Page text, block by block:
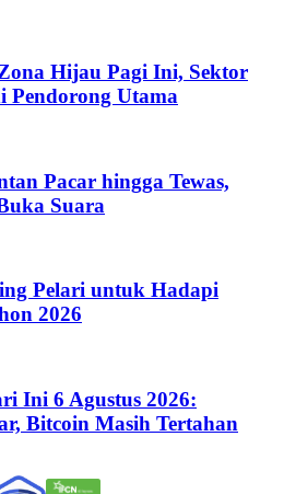
Hijau Pagi Ini, Sektor
Pendorong Utama
Pacar hingga Tewas,
Suara
Pelari untuk Hadapi
2026
Ini 6 Agustus 2026:
Bitcoin Masih Tertahan